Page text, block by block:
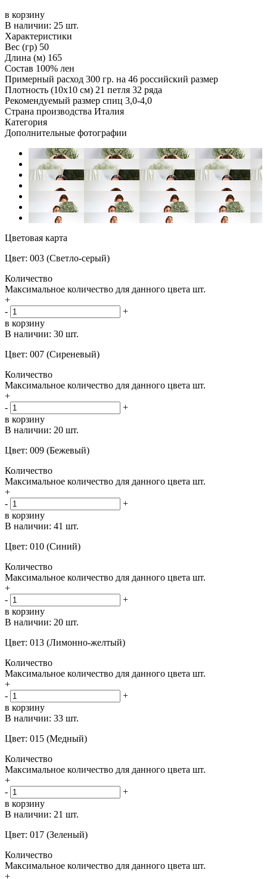
в корзину
В наличии: 25 шт.
Характеристики
Вес (гр) 50
Длина (м) 165
Состав 100% лен
Примерный расход 300 гр. на 46 российский размер
Плотность (10x10 см) 21 петля 32 ряда
Рекомендуемый размер спиц 3,0-4,0
Страна производства Италия
Категория
Дополнительные фотографии
Цветовая карта
Цвет: 003 (Светло-серый)
Количество
Максимальное количество для данного цвета шт.
+
-
+
в корзину
В наличии: 30 шт.
Цвет: 007 (Сиреневый)
Количество
Максимальное количество для данного цвета шт.
+
-
+
в корзину
В наличии: 20 шт.
Цвет: 009 (Бежевый)
Количество
Максимальное количество для данного цвета шт.
+
-
+
в корзину
В наличии: 41 шт.
Цвет: 010 (Синий)
Количество
Максимальное количество для данного цвета шт.
+
-
+
в корзину
В наличии: 20 шт.
Цвет: 013 (Лимонно-желтый)
Количество
Максимальное количество для данного цвета шт.
+
-
+
в корзину
В наличии: 33 шт.
Цвет: 015 (Медный)
Количество
Максимальное количество для данного цвета шт.
+
-
+
в корзину
В наличии: 21 шт.
Цвет: 017 (Зеленый)
Количество
Максимальное количество для данного цвета шт.
+